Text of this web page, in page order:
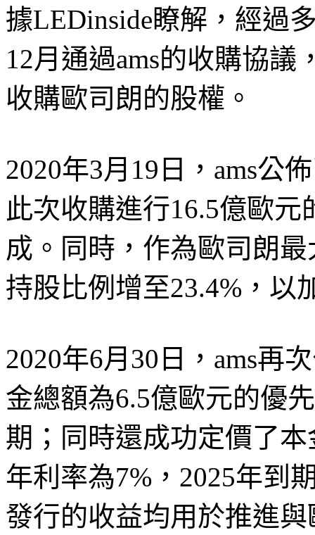
據LEDinside瞭解，經過
12月通過ams的收購協議
收購歐司朗的股權。
2020年3月19日，ams公
此次收購進行16.5億歐
成。同時，作為歐司朗
持股比例增至23.4%，以
2020年6月30日，ams再
金總額為6.5億歐元的優
期；同時還成功定價了
年利率為7%，2025年到
發行的收益均用於推進